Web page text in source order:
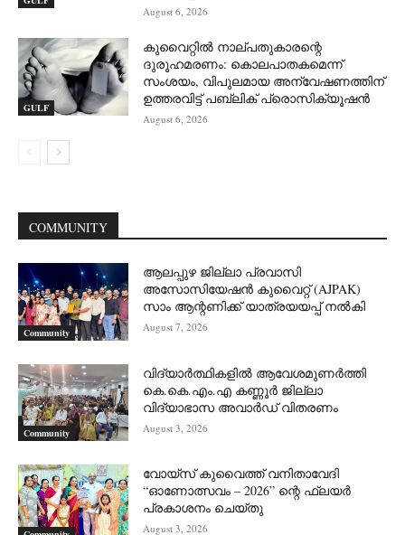
August 6, 2026
GULF
കുവൈറ്റിൽ നാല്പതുകാരന്റെ
ദുരൂഹമരണം: കൊലപാതകമെന്ന്
സംശയം, വിപുലമായ അന്വേഷണത്തിന്
ഉത്തരവിട്ട് പബ്ലിക് പ്രൊസിക്യൂഷൻ
August 6, 2026
COMMUNITY
Community
ആലപ്പുഴ ജില്ലാ പ്രവാസി
അസോസിയേഷൻ കുവൈറ്റ് (AJPAK)
സാം ആന്റണിക്ക് യാത്രയയപ്പ് നൽകി
August 7, 2026
Community
വിദ്യാർത്ഥികളിൽ ആവേശമുണർത്തി
കെ.കെ.എം.എ കണ്ണൂർ ജില്ലാ
വിദ്യാഭാസ അവാർഡ് വിതരണം
August 3, 2026
വോയ്സ് കുവൈത്ത് വനിതാവേദി
“ഓണോത്സവം – 2026” ന്റെ ഫ്ലയർ
പ്രകാശനം ചെയ്തു
August 3, 2026